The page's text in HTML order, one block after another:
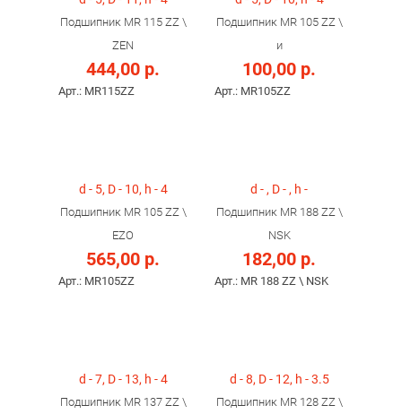
Подшипник MR 115 ZZ \
ZEN
444,00 р.
Арт.: MR115ZZ
Подшипник MR 105 ZZ \
и
100,00 р.
Арт.: MR105ZZ
d - 5, D - 10, h - 4
Подшипник MR 105 ZZ \
EZO
565,00 р.
Арт.: MR105ZZ
d - , D - , h -
Подшипник MR 188 ZZ \
NSK
182,00 р.
Арт.: MR 188 ZZ \ NSK
d - 7, D - 13, h - 4
Подшипник MR 137 ZZ \
d - 8, D - 12, h - 3.5
Подшипник MR 128 ZZ \